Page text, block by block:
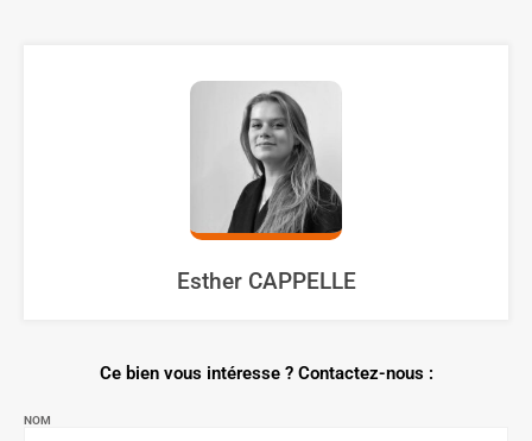
Esther CAPPELLE
Ce bien vous intéresse ? Contactez-nous :
NOM